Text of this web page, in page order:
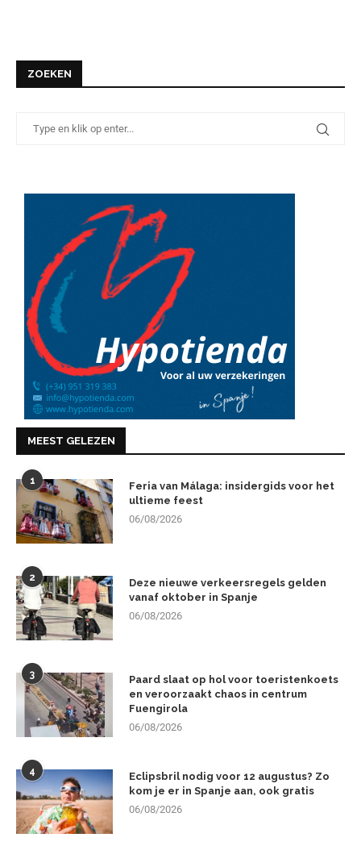
ZOEKEN
MEEST GELEZEN
1
Feria van Málaga: insidergids voor het
ultieme feest
06/08/2026
2
Deze nieuwe verkeersregels gelden
vanaf oktober in Spanje
06/08/2026
3
Paard slaat op hol voor toeristenkoets
en veroorzaakt chaos in centrum
Fuengirola
06/08/2026
4
Eclipsbril nodig voor 12 augustus? Zo
kom je er in Spanje aan, ook gratis
06/08/2026